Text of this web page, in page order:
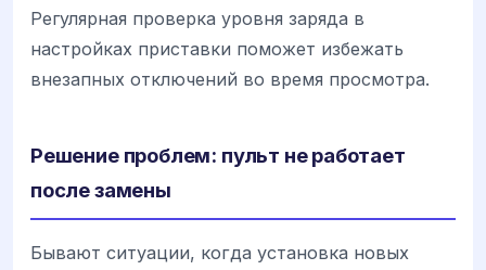
Регулярная проверка уровня заряда в
настройках приставки поможет избежать
внезапных отключений во время просмотра.
Решение проблем: пульт не работает
после замены
Бывают ситуации, когда установка новых